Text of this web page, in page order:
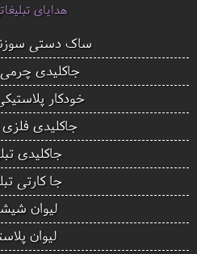
هدایای
ساک دستی
جاکلیدی چرمی
خودکار
جاکلیدی فلزی
جاکلیدی
جا کارتی
لیوان
لیوان